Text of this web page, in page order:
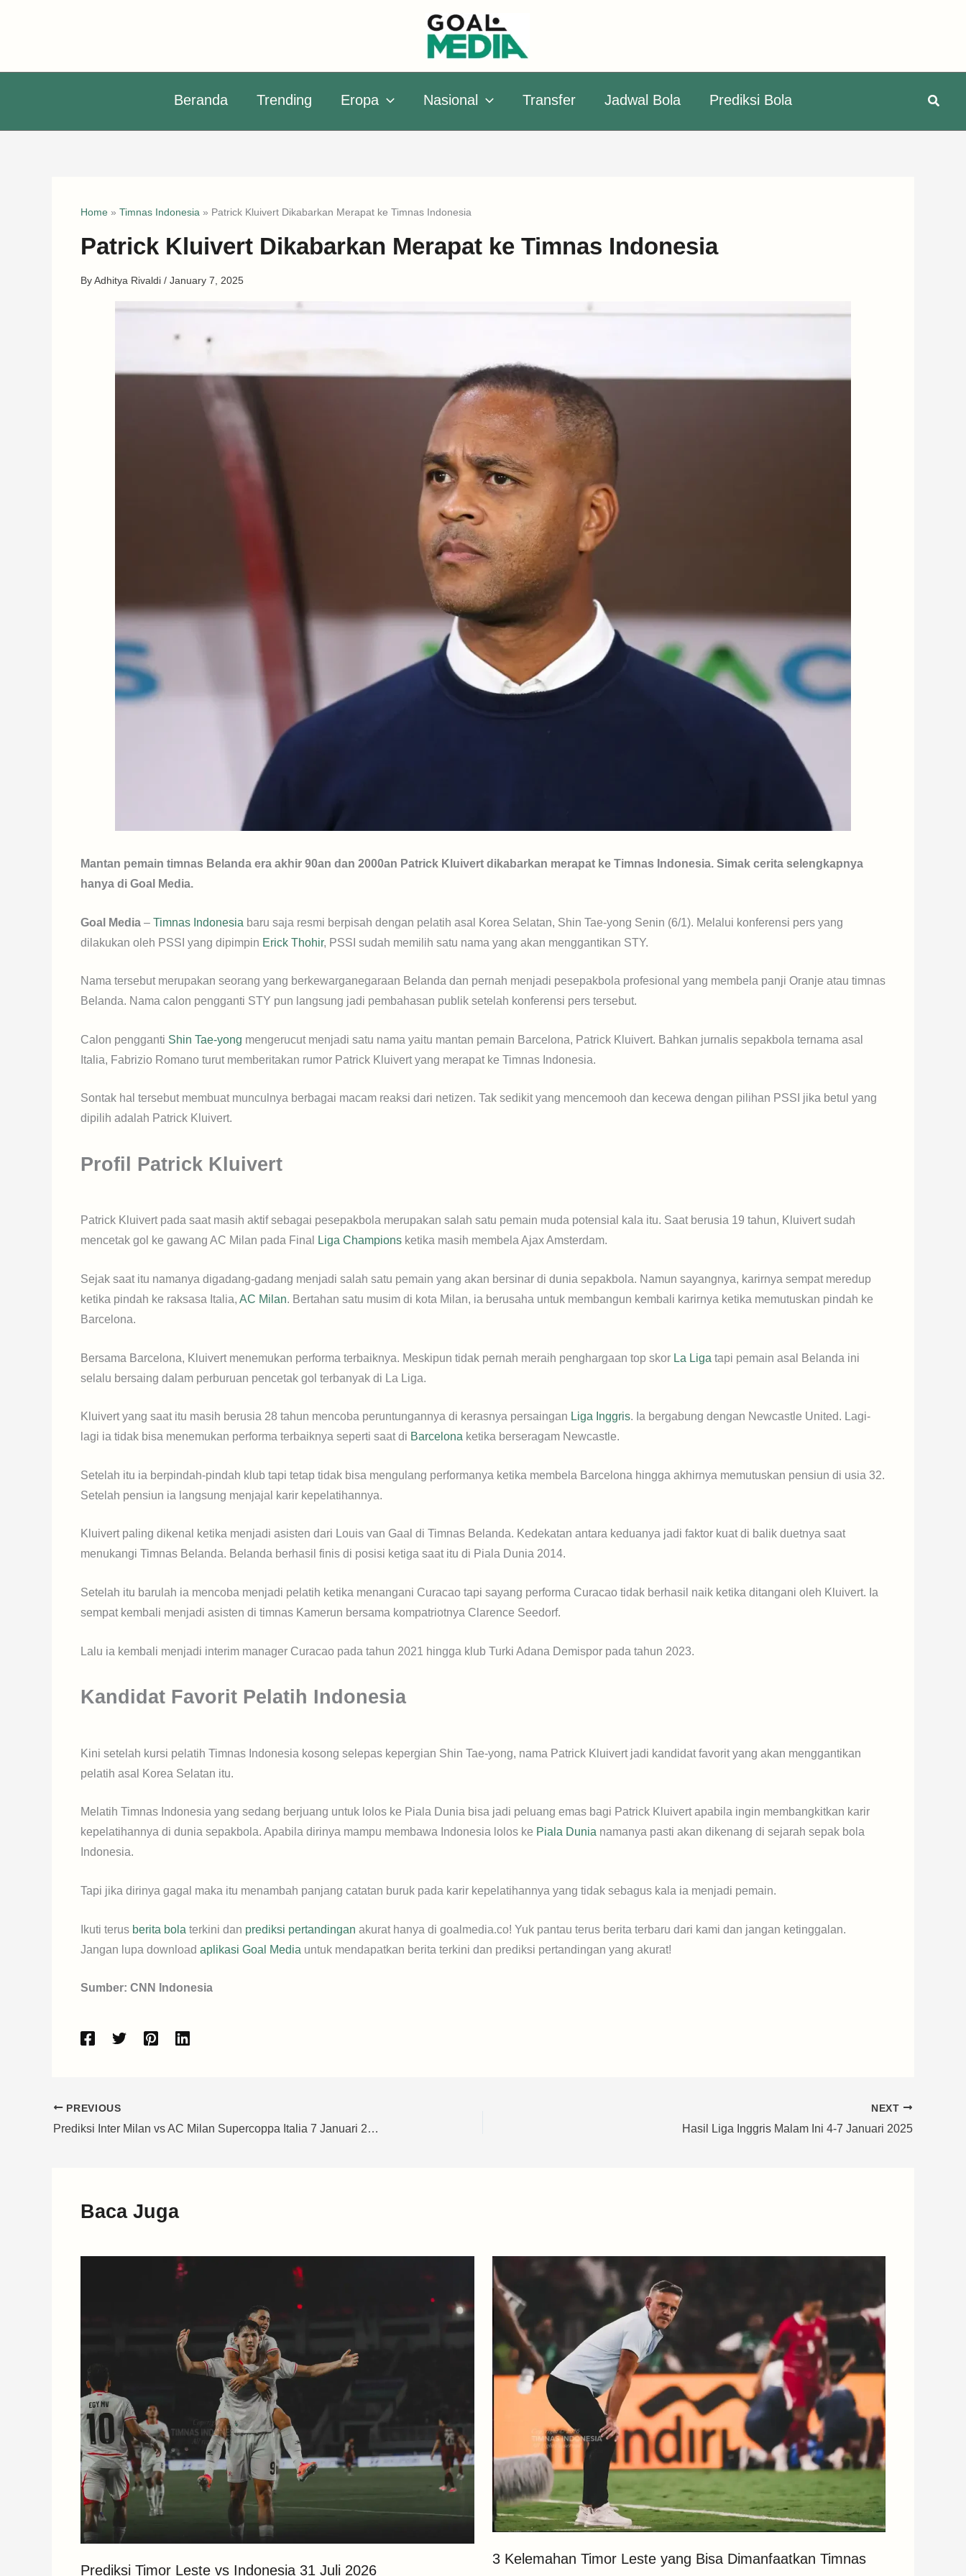
Beranda Trending Eropa Nasional Transfer Jadwal Bola Prediksi Bola
Home » Timnas Indonesia » Patrick Kluivert Dikabarkan Merapat ke Timnas Indonesia
Patrick Kluivert Dikabarkan Merapat ke Timnas Indonesia
ByAdhitya Rivaldi / January 7, 2025
Mantan pemain timnas Belanda era akhir 90an dan 2000an Patrick Kluivert dikabarkan merapat ke Timnas Indonesia. Simak cerita selengkapnya
hanya di Goal Media.
Goal Media – Timnas Indonesia baru saja resmi berpisah dengan pelatih asal Korea Selatan, Shin Tae-yong Senin (6/1). Melalui konferensi pers yang
dilakukan oleh PSSI yang dipimpin Erick Thohir, PSSI sudah memilih satu nama yang akan menggantikan STY.
Nama tersebut merupakan seorang yang berkewarganegaraan Belanda dan pernah menjadi pesepakbola profesional yang membela panji Oranje atau timnas
Belanda. Nama calon pengganti STY pun langsung jadi pembahasan publik setelah konferensi pers tersebut.
Calon pengganti Shin Tae-yong mengerucut menjadi satu nama yaitu mantan pemain Barcelona, Patrick Kluivert. Bahkan jurnalis sepakbola ternama asal
Italia, Fabrizio Romano turut memberitakan rumor Patrick Kluivert yang merapat ke Timnas Indonesia.
Sontak hal tersebut membuat munculnya berbagai macam reaksi dari netizen. Tak sedikit yang mencemooh dan kecewa dengan pilihan PSSI jika betul yang
dipilih adalah Patrick Kluivert.
Profil Patrick Kluivert
Patrick Kluivert pada saat masih aktif sebagai pesepakbola merupakan salah satu pemain muda potensial kala itu. Saat berusia 19 tahun, Kluivert sudah
mencetak gol ke gawang AC Milan pada Final Liga Champions ketika masih membela Ajax Amsterdam.
Sejak saat itu namanya digadang-gadang menjadi salah satu pemain yang akan bersinar di dunia sepakbola. Namun sayangnya, karirnya sempat meredup
ketika pindah ke raksasa Italia, AC Milan. Bertahan satu musim di kota Milan, ia berusaha untuk membangun kembali karirnya ketika memutuskan pindah ke
Barcelona.
Bersama Barcelona, Kluivert menemukan performa terbaiknya. Meskipun tidak pernah meraih penghargaan top skor La Liga tapi pemain asal Belanda ini
selalu bersaing dalam perburuan pencetak gol terbanyak di La Liga.
Kluivert yang saat itu masih berusia 28 tahun mencoba peruntungannya di kerasnya persaingan Liga Inggris. Ia bergabung dengan Newcastle United. Lagi-
lagi ia tidak bisa menemukan performa terbaiknya seperti saat di Barcelona ketika berseragam Newcastle.
Setelah itu ia berpindah-pindah klub tapi tetap tidak bisa mengulang performanya ketika membela Barcelona hingga akhirnya memutuskan pensiun di usia 32.
Setelah pensiun ia langsung menjajal karir kepelatihannya.
Kluivert paling dikenal ketika menjadi asisten dari Louis van Gaal di Timnas Belanda. Kedekatan antara keduanya jadi faktor kuat di balik duetnya saat
menukangi Timnas Belanda. Belanda berhasil finis di posisi ketiga saat itu di Piala Dunia 2014.
Setelah itu barulah ia mencoba menjadi pelatih ketika menangani Curacao tapi sayang performa Curacao tidak berhasil naik ketika ditangani oleh Kluivert. Ia
sempat kembali menjadi asisten di timnas Kamerun bersama kompatriotnya Clarence Seedorf.
Lalu ia kembali menjadi interim manager Curacao pada tahun 2021 hingga klub Turki Adana Demispor pada tahun 2023.
Kandidat Favorit Pelatih Indonesia
Kini setelah kursi pelatih Timnas Indonesia kosong selepas kepergian Shin Tae-yong, nama Patrick Kluivert jadi kandidat favorit yang akan menggantikan
pelatih asal Korea Selatan itu.
Melatih Timnas Indonesia yang sedang berjuang untuk lolos ke Piala Dunia bisa jadi peluang emas bagi Patrick Kluivert apabila ingin membangkitkan karir
kepelatihannya di dunia sepakbola. Apabila dirinya mampu membawa Indonesia lolos ke Piala Dunia namanya pasti akan dikenang di sejarah sepak bola
Indonesia.
Tapi jika dirinya gagal maka itu menambah panjang catatan buruk pada karir kepelatihannya yang tidak sebagus kala ia menjadi pemain.
Ikuti terus berita bola terkini dan prediksi pertandingan akurat hanya di goalmedia.co! Yuk pantau terus berita terbaru dari kami dan jangan ketinggalan.
Jangan lupa download aplikasi Goal Media untuk mendapatkan berita terkini dan prediksi pertandingan yang akurat!
Sumber: CNN Indonesia
PREVIOUS
Prediksi Inter Milan vs AC Milan Supercoppa Italia 7 Januari 2025
NEXT
Hasil Liga Inggris Malam Ini 4-7 Januari 2025
Baca Juga
Prediksi Timor Leste vs Indonesia 31 Juli 2026
3 Kelemahan Timor Leste yang Bisa Dimanfaatkan Timnas